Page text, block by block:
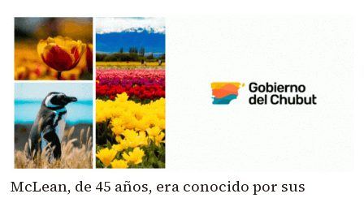
McLean, de 45 años, era conocido por sus